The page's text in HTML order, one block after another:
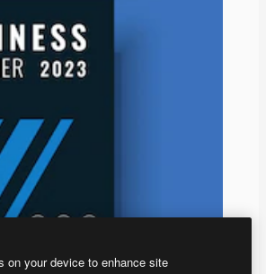
on your device to enhance site